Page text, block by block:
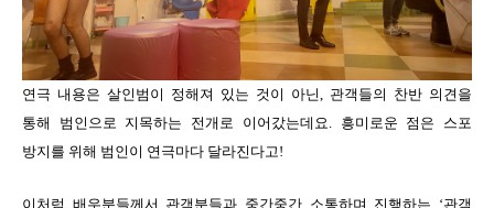
연극 내용은 살인범이 정해져 있는 것이 아닌, 관객들의 찬반 의견을
통해 범인으로 지목하는 전개로 이어갔는데요. 흥미로운 점은 스포
방지를 위해 범인이 연극마다 달라진다고!
이처럼 배우분들께서 관객분들과 중간중간 소통하며 진행하는 ‘관객